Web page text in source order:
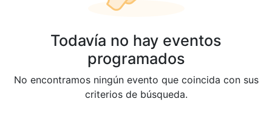
Todavía no hay eventos
programados
No encontramos ningún evento que coincida con sus
criterios de búsqueda.